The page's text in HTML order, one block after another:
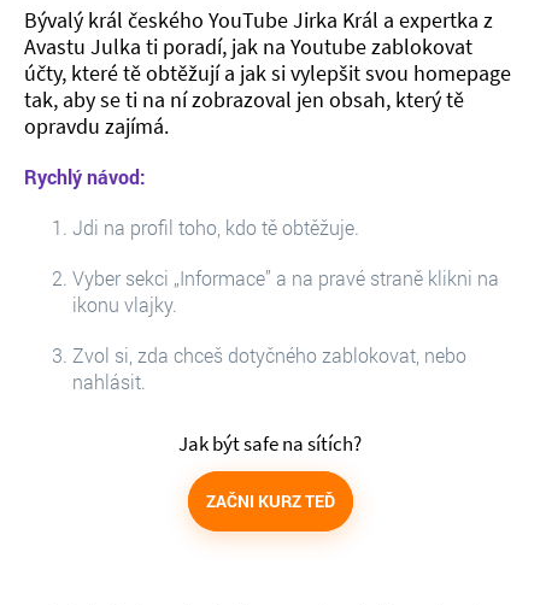
Bývalý král českého YouTube Jirka Král a expertka z
Avastu Julka ti poradí, jak na Youtube zablokovat
účty, které tě obtěžují a jak si vylepšit svou homepage
tak, aby se ti na ní zobrazoval jen obsah, který tě
opravdu zajímá.
Rychlý návod:
Jdi na profil toho, kdo tě obtěžuje.
Vyber sekci „Informace” a na pravé straně klikni na
ikonu vlajky.
Zvol si, zda chceš dotyčného zablokovat, nebo
nahlásit.
Jak být safe na sítích?
ZAČNI KURZ TEĎ